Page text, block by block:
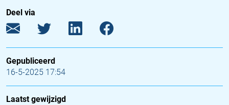
Deel via
Gepubliceerd
16-5-2025 17:54
Laatst gewijzigd